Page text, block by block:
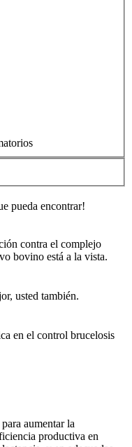
pueda encontrar!
contra el complejo
bovino está a la vista.
usted también.
en el control brucelosis
aumentar la
productiva en